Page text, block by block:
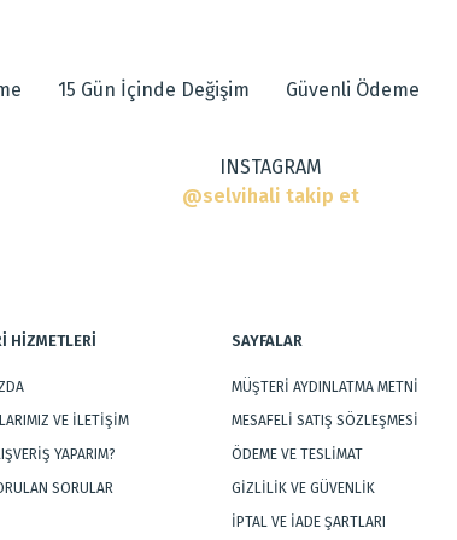
Gönder
15 Gün İçinde Değişim Güvenli Ödeme
INSTAGRAM
@selvihali takip et
HİZMETLERİ
VE İLETİŞİM
YAPARIM?
SORULAR
SAYFALAR
MÜŞTERİ AYDINLATMA METNİ
MESAFELİ SATIŞ SÖZLEŞMESİ
ÖDEME VE TESLİMAT
GİZLİLİK VE GÜVENLİK
İPTAL VE İADE ŞARTLARI